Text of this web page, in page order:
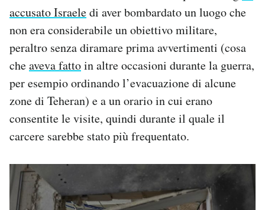
accusato Israeledi aver bombardato un luogo che
non era considerabile un obiettivo militare,
peraltro senza diramare prima avvertimenti (cosa
cheaveva fattoin altre occasioni durante la guerra,
per esempio ordinando l’evacuazione di alcune
zone di Teheran) e a un orario in cui erano
consentite le visite, quindi durante il quale il
carcere sarebbe stato più frequentato.